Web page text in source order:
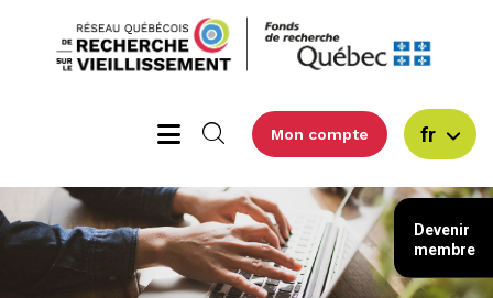
Mon compte fr
Devenir
membre